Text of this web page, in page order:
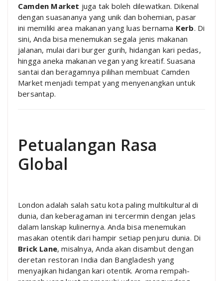
Camden Market juga tak boleh dilewatkan. Dikenal
dengan suasananya yang unik dan bohemian, pasar
ini memiliki area makanan yang luas bernama Kerb. Di
sini, Anda bisa menemukan segala jenis makanan
jalanan, mulai dari burger gurih, hidangan kari pedas,
hingga aneka makanan vegan yang kreatif. Suasana
santai dan beragamnya pilihan membuat Camden
Market menjadi tempat yang menyenangkan untuk
bersantap.
Petualangan Rasa
Global
London adalah salah satu kota paling multikultural di
dunia, dan keberagaman ini tercermin dengan jelas
dalam lanskap kulinernya. Anda bisa menemukan
masakan otentik dari hampir setiap penjuru dunia. Di
Brick Lane, misalnya, Anda akan disambut dengan
deretan restoran India dan Bangladesh yang
menyajikan hidangan kari otentik. Aroma rempah-